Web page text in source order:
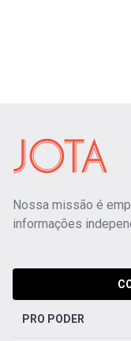
Nossa missão é
informações
PRO PODER